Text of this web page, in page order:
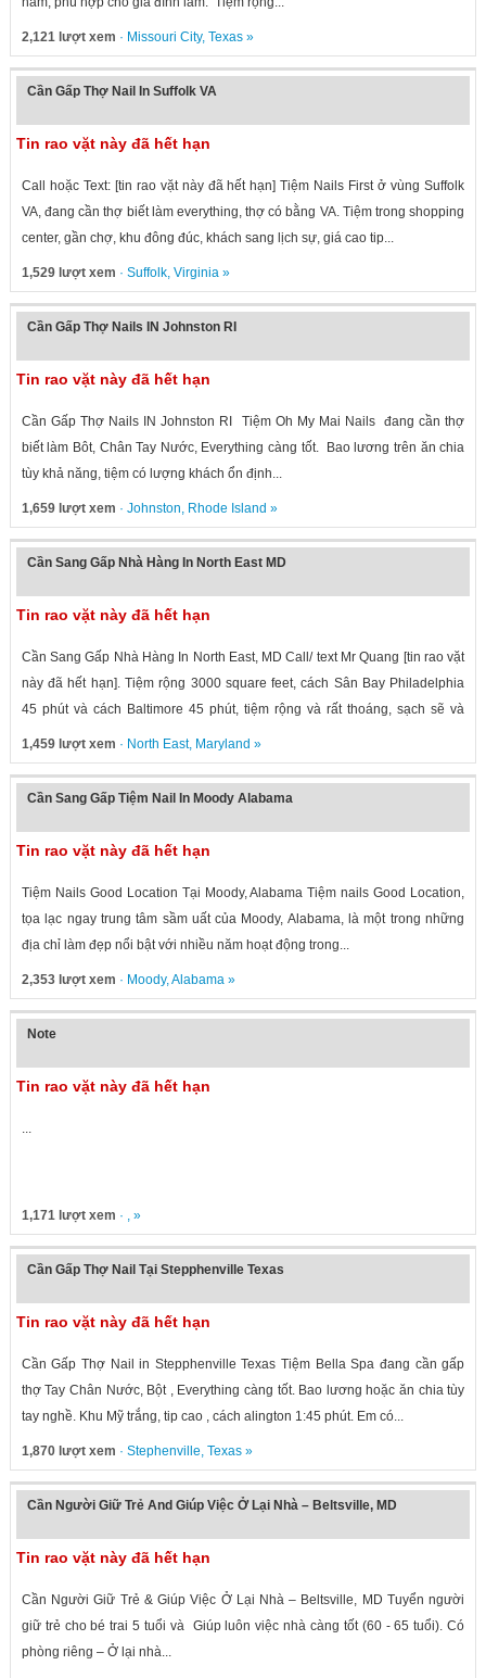
2,121 lượt xem · Missouri City, Texas»
Cần Gấp Thợ Nail In Suffolk VA
Tin rao vặt này đã hết hạn
Call hoặc Text: [tin rao vặt này đã hết hạn] Tiệm Nails First ở vùng Suffolk
VA, đang cần thợ biết làm everything, thợ có bằng VA. Tiệm trong shopping
center, gần chợ, khu đông đúc, khách sang lịch sự, giá cao tip...
1,529 lượt xem · Suffolk, Virginia»
Cần Gấp Thợ Nails IN Johnston RI
Tin rao vặt này đã hết hạn
Cần Gấp Thợ Nails IN Johnston RI Tiệm Oh My Mai Nails đang cần thợ
biết làm Bôt, Chân Tay Nước, Everything càng tốt. Bao lương trên ăn chia
tùy khả năng, tiệm có lượng khách ổn định...
1,659 lượt xem · Johnston, Rhode Island »
Cần Sang Gấp Nhà Hàng In North East MD
Tin rao vặt này đã hết hạn
Cần Sang Gấp Nhà Hàng In North East, MD Call/ text Mr Quang [tin rao vặt
này đã hết hạn]. Tiệm rộng 3000 square feet, cách Sân Bay Philadelphia
45 phút và cách Baltimore 45 phút, tiệm rộng và rất thoáng, sạch sẽ và
sang...
1,459 lượt xem · North East, Maryland »
Cần Sang Gấp Tiệm Nail In Moody Alabama
Tin rao vặt này đã hết hạn
Tiệm Nails Good Location Tại Moody, Alabama Tiệm nails Good Location,
tọa lạc ngay trung tâm sầm uất của Moody, Alabama, là một trong những
địa chỉ làm đẹp nổi bật với nhiều năm hoạt động trong...
2,353 lượt xem · Moody,Alabama»
Note
Tin rao vặt này đã hết hạn
...
1,171 lượt xem · , »
Cần Gấp Thợ Nail Tại Stepphenville Texas
Tin rao vặt này đã hết hạn
Cần Gấp Thợ Nail in Stepphenville Texas Tiệm Bella Spa đang cần gấp
thợ Tay Chân Nước, Bột , Everything càng tốt. Bao lương hoặc ăn chia tùy
tay nghề. Khu Mỹ trắng, tip cao , cách alington 1:45 phút. Em có...
1,870 lượt xem · Stephenville, Texas»
Cần Người Giữ Trẻ And Giúp Việc Ở Lại Nhà – Beltsville, MD
Tin rao vặt này đã hết hạn
Cần Người Giữ Trẻ & Giúp Việc Ở Lại Nhà – Beltsville, MD Tuyển người
giữ trẻ cho bé trai 5 tuổi và Giúp luôn việc nhà càng tốt (60 - 65 tuổi). Có
phòng riêng – Ở lại nhà...